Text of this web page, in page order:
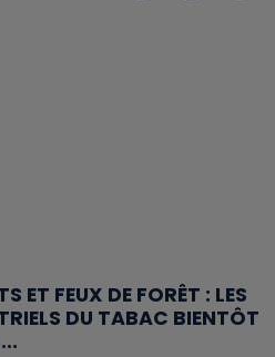
ET FEUX DE FORÊT : LES
DU TABAC BIENTÔT